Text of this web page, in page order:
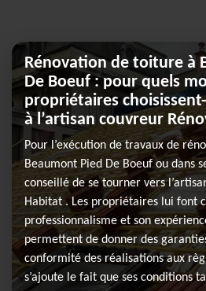
Rénovation de toiture à
De Boeuf : pour quels
propriétaires
à l’artisan couvreur
Pour l’exécution de travaux de
Beaumont Pied De Boeuf ou dans
conseillé de se tourner vers
Habitat . Les propriétaires lui font
professionnalisme et son
permettent de donner des
conformité des réalisations aux
s’ajoute le fait que ses conditions